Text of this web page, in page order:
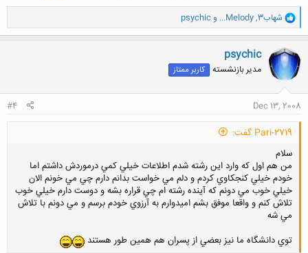
و
ا
ک
ن
ش
ه
ا
شهاب3 ,
...Melody وpsychic
psychic
مدیر بازنشسته کاربر ممتاز
Dec 13, 2008
#4
Pari-2719 گفت:
سلام
من هم اول كه وارد اين رشته شدم اطلاعات خيلي كمي درموردش داشتم اما
خودم خيلي كنجكاوي كردم و دلم مي خواست بدانم دارم چي مي خونم الان
خيلي خوب مي دونم كه آينده رشته ام چي قراره بشه و دوست دارم خيلي خوب
تلاش كنم و واقعا موفق بشم اميدوارم به آرزوي خودم برسم و مي دونم با تلاش
مي شه
توي دانشگاه ما نيز بعضي از پسران هم همين طور هستند